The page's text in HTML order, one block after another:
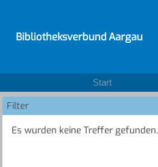
Bibliotheksverbund Aargau
Start
Filter
Es wurden keine Treffer gefunden.